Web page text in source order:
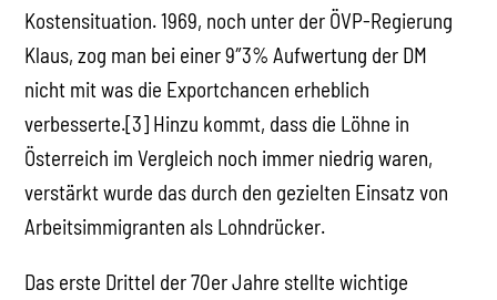
Kostensituation. 1969, noch unter der ÖVP-Regierung
Klaus, zog man bei einer 9″3% Aufwertung der DM
nicht mit was die Exportchancen erheblich
verbesserte.[3] Hinzu kommt, dass die Löhne in
Österreich im Vergleich noch immer niedrig waren,
verstärkt wurde das durch den gezielten Einsatz von
Arbeitsimmigranten als Lohndrücker.
Das erste Drittel der 70er Jahre stellte wichtige